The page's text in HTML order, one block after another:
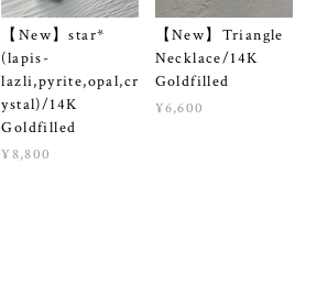
【New】star*
(lapis-
lazli,pyrite,opal,cr
ystal)/14K
Goldfilled
¥8,800
【New】Triangle
Necklace/14K
Goldfilled
¥6,600